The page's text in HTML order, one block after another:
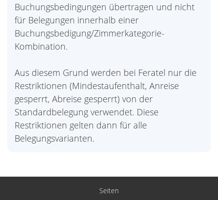
Buchungsbedingungen übertragen und nicht
für Belegungen innerhalb einer
Buchungsbedigung/Zimmerkategorie-
Kombination.
Aus diesem Grund werden bei Feratel nur die
Restriktionen (Mindestaufenthalt, Anreise
gesperrt, Abreise gesperrt) von der
Standardbelegung verwendet. Diese
Restriktionen gelten dann für alle
Belegungsvarianten.
Seiten